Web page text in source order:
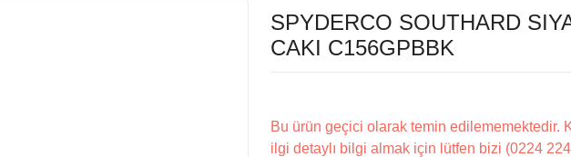
SPYDERCO SOUTHARD
CAKI C156GPBBK
Bu ürün geçici olarak temin edilememektedir.
ilgi detaylı bilgi almak için lütfen bizi (0224